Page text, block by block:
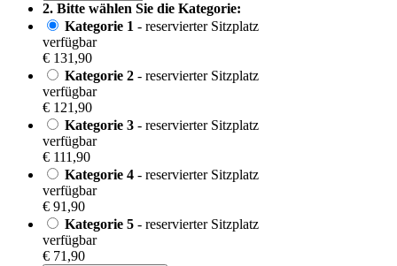
2. Bitte wählen Sie die Kategorie:
Kategorie 1 - reservierter Sitzplatz
verfügbar
€ 131,90
Kategorie 2 - reservierter Sitzplatz
verfügbar
€ 121,90
Kategorie 3 - reservierter Sitzplatz
verfügbar
€ 111,90
Kategorie 4 - reservierter Sitzplatz
verfügbar
€ 91,90
Kategorie 5 - reservierter Sitzplatz
verfügbar
€ 71,90